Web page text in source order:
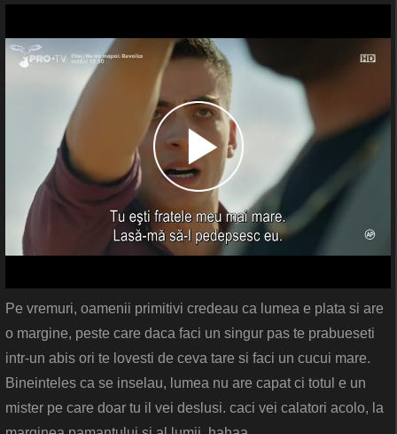
Pe vremuri, oamenii primitivi credeau ca lumea e plata si are
o margine, peste care daca faci un singur pas te prabueseti
intr-un abis ori te lovesti de ceva tare si faci un cucui mare.
Bineinteles ca se inselau, lumea nu are capat ci totul e un
mister pe care doar tu il vei deslusi. caci vei calatori acolo, la